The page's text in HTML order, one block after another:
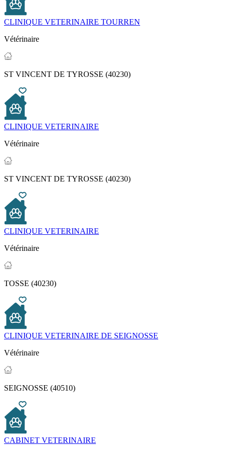
CLINIQUE VETERINAIRE TOURREN
Vétérinaire
ST VINCENT DE TYROSSE (40230)
CLINIQUE VETERINAIRE
Vétérinaire
ST VINCENT DE TYROSSE (40230)
CLINIQUE VETERINAIRE
Vétérinaire
TOSSE (40230)
CLINIQUE VETERINAIRE DE SEIGNOSSE
Vétérinaire
SEIGNOSSE (40510)
CABINET VETERINAIRE